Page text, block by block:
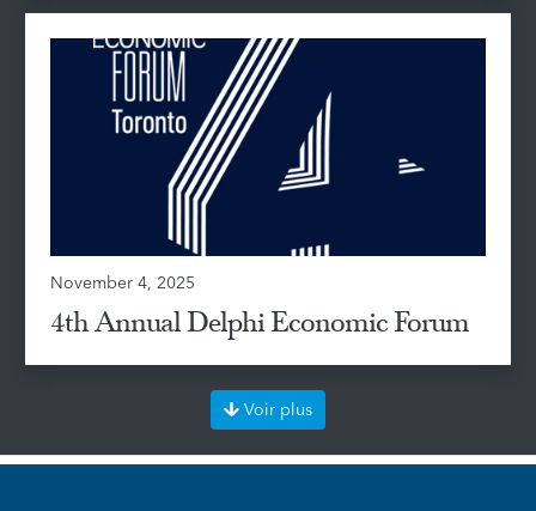
November 4, 2025
4th Annual Delphi Economic Forum
Voir plus